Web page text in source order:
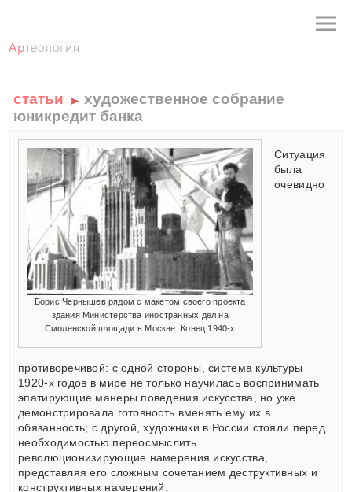
статьи
художественное собрание
юникредит банка
Борис Чернышев рядом с макетом своего проекта
здания Министерства иностранных дел на
Смоленской площади в Москве. Конец 1940-х
Ситуация
была
очевидно
противоречивой: с одной стороны, система культуры
1920-х годов в мире не только научилась воспринимать
эпатирующие манеры поведения искусства, но уже
демонстрировала готовность вменять ему их в
обязанность; с другой, художники в России стояли перед
необходимостью переосмыслить
революционизирующие намерения искусства,
представляя его сложным сочетанием деструктивных и
конструктивных намерений.